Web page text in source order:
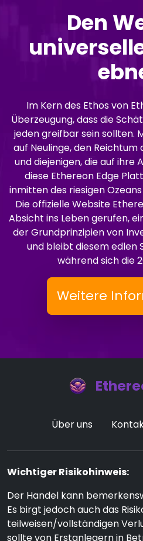
Den
Im Kern des Ethos von
Überzeugung, dass die
jeden greifbar sein sollten.
auf Neulinge, den
und diejenigen, die auf ihre
diese Ethereon Edge
inmitten des riesigen
Die offizielle Website
Absicht ins Leben gerufen,
der Grundprinzipien von
und bleibt diesem
während sich die
Weitere
Über uns
Wichtiger Risikohinweis:
Der Handel kann
Es birgt jedoch auch das
teilweisen/vollständigen
sollte von Erstanlegern in